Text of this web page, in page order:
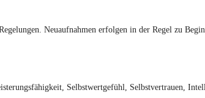
Neuaufnahmen erfolgen in der Regel zu
Selbstwertgefühl, Selbstvertrauen,